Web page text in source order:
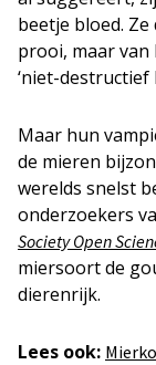
beetje bloed.
prooi, maar van
‘niet-destructief
Maar hun
de mieren
werelds snelst
onderzoekers
Society Open
miersoort de
dierenrijk.
Lees ook: